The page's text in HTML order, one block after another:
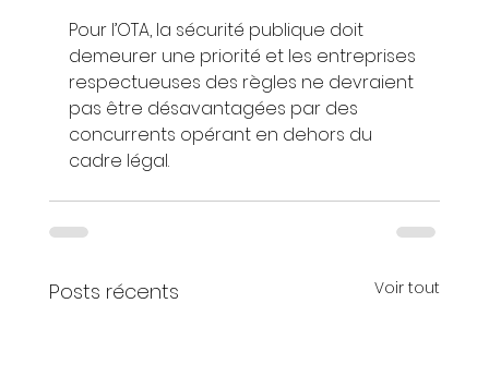
Pour l’OTA, la sécurité publique doit
demeurer une priorité et les entreprises
respectueuses des règles ne devraient
pas être désavantagées par des
concurrents opérant en dehors du
cadre légal.
Posts récents Voir tout